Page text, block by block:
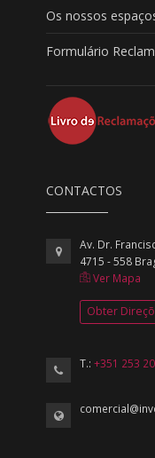
Os nossos
Formulário
CONTACTOS
Av. Dr.
4715 - 558
Ver Mapa
Obter
T.:+351 253